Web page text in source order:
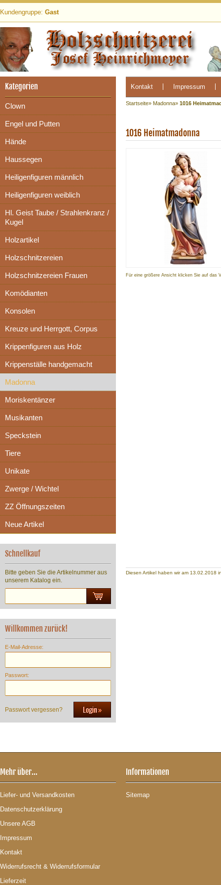
Kundengruppe: Gast
Kategorien
Clown
Engel und Putten
Hände
Haussegen
Heiligenfiguren männlich
Heiligenfiguren weiblich
Hl. Geist Taube / Strahlenkranz /
Kugel
Holzartikel
Holzschnitzereien
Holzschnitzereien Frauen
Komödianten
Konsolen
Kreuze und Herrgott, Corpus
Krippenfiguren aus Holz
Krippenställe handgemacht
Madonna
Moriskentänzer
Musikanten
Speckstein
Tiere
Unikate
Zwerge / Wichtel
ZZ Öffnungszeiten
Neue Artikel
Schnellkauf
Bitte geben Sie die Artikelnummer aus
unserem Katalog ein.
Willkommen zurück!
E-Mail-Adresse:
Passwort:
Passwort vergessen?
Kontakt Impressum
Startseite» Madonna» 1016
1016 Heimatmadonna
Für eine größere Ansicht klicken Sie auf das
Diesen Artikel haben wir am 13.02.2018
Mehr über...
Liefer- und Versandkosten
Datenschutzerklärung
Unsere AGB
Impressum
Kontakt
Widerrufsrecht & Widerrufsformular
Lieferzeit
Informationen
Sitemap